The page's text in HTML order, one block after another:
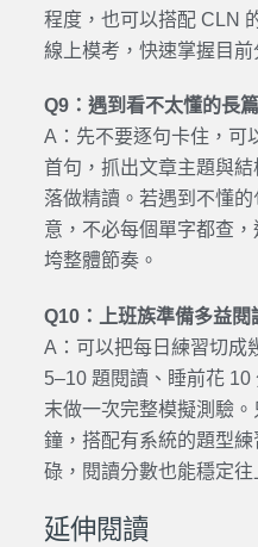
程度，也可以搭配 CLN
線上模考，快速掌握目前
Q9：遇到看不太懂的長
A：先不要逐句卡住，可
首句，抓出文章主題與
落做精讀。若遇到不懂
意，不必每個單字都查
垮整體節奏。
Q10：上班族準備多益閱
A：可以把每日練習切成
5–10 題閱讀、睡前花
末做一次完整模擬測驗
鐘，搭配有系統的題型
碌，閱讀分數也能穩定往
延伸閱讀